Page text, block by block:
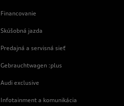
Financovanie
Skúšobná jazda
Predajná a servisná sieť
Gebrauchtwagen :plus
Audi exclusive
Infotainment a komunikácia